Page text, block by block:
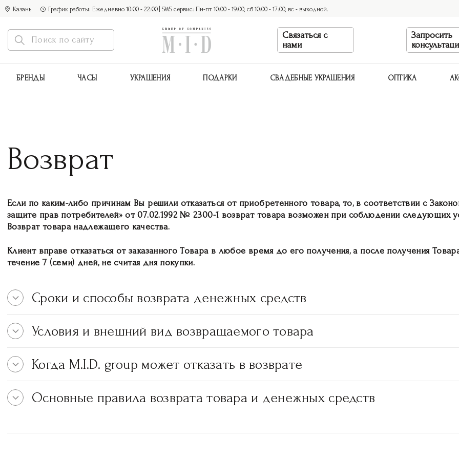
Казань График работы: Ежедневно 10:00 - 22:00 | SWS сервис: Пн-пт 10:00 - 19:00, сб 10:00 - 17:00, вс - выходной.
Связаться с
нами
Запросить
БРЕНДЫ ЧАСЫ УКРАШЕНИЯ ПОДАРКИ СВАДЕБНЫЕ УКРАШЕНИЯ ОПТИКА
Возврат
Если по каким-либо причинам Вы решили отказаться от приобретенного товара, то, в соответствии с
защите прав потребителей» от 07.02.1992 № 2300-1 возврат товара возможен при соблюдении следующих
Возврат товара надлежащего качества.
Клиент вправе отказаться от заказанного Товара в любое время до его получения, а после получения
течение 7 (семи) дней, не считая дня покупки.
Сроки и способы возврата денежных средств
Условия и внешний вид возвращаемого товара
Когда M.I.D. group может отказать в возврате
Основные правила возврата товара и денежных средств